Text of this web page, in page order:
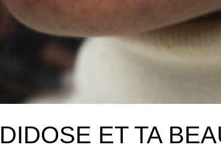
ET TA